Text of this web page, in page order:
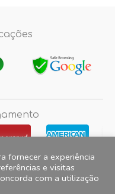
2026 Magazine do
fornecer a experiência
e visitas
com a utilização